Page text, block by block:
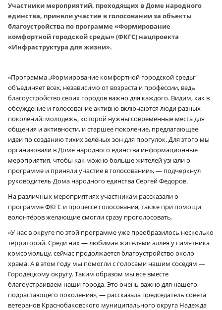
Участники мероприятий, проходящих в Доме народного
единства, приняли участие в голосовании за объекты
благоустройства по программе «Формирование
комфортной городской среды» (ФКГС) нацпроекта
«Инфраструктура для жизни».
«Программа „Формирование комфортной городской среды“
объединяет всех, независимо от возраста и профессии, ведь
благоустройство своих городов важно для каждого. Видим, как в
обсуждение и голосование активно включаются люди разных
поколений: молодёжь, которой нужны современные места для
общения и активности, и старшее поколение, предлагающее
идеи по созданию тихих зелёных зон для прогулок. Для этого мы
организовали в Доме народного единства информационные
мероприятия, чтобы как можно больше жителей узнали о
программе и приняли участие в голосовании», — подчеркнул
руководитель Дома народного единства Сергей Федоров.
На различных мероприятиях участникам рассказали о
программе ФКГС и процессе голосования, также при помощи
волонтёров желающие смогли сразу проголосовать.
«У нас в округе по этой программе уже преобразилось несколько
территорий. Среди них — любимая жителями аллея у памятника
комсомольцу, сейчас продолжается благоустройство около
храма. А в этом году мы помогли с голосами нашим соседям —
Городецкому округу. Таким образом мы все вместе
благоустраиваем наши города. Это очень важно для нашего
подрастающего поколения», — рассказала председатель совета
ветеранов Краснобаковского муниципального округа Надежда